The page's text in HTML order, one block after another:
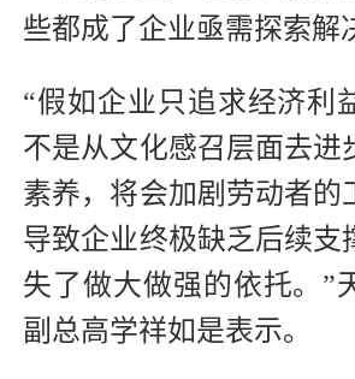
些都成了企业亟需探索解
“假如企业只追求经济利
不是从文化感召层面去进
素养，将会加剧劳动者的
导致企业终极缺乏后续支
失了做大做强的依托。”
副总高学祥如是表示。